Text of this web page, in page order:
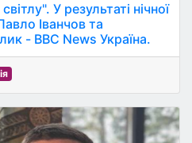
У результаті нічної
Іванчов та
- BBC News Україна.